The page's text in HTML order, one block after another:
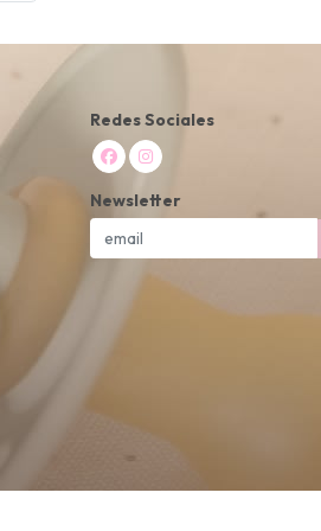
Redes Sociales
Newsletter